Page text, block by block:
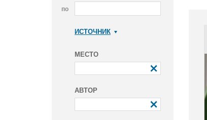
по
ИСТОЧНИК
МЕСТО
АВТОР